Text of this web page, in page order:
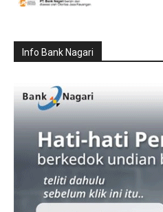
Info Bank Nagari